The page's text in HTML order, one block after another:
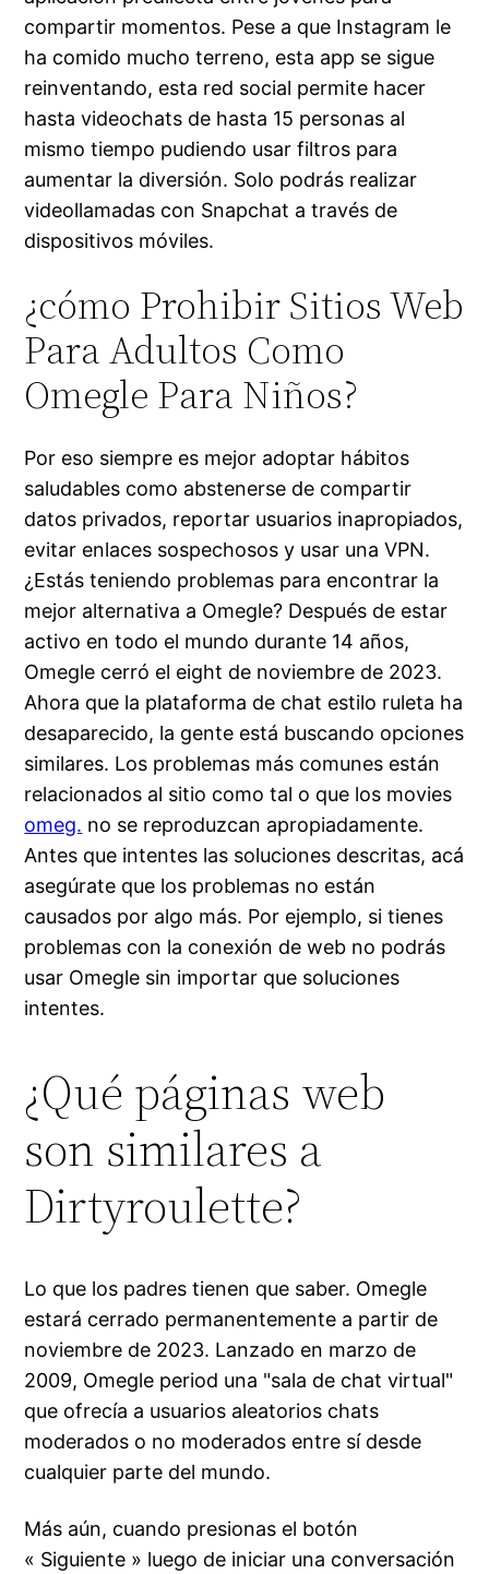
compartir momentos. Pese a que Instagram le
ha comido mucho terreno, esta app se sigue
reinventando, esta red social permite hacer
hasta videochats de hasta 15 personas al
mismo tiempo pudiendo usar filtros para
aumentar la diversión. Solo podrás realizar
videollamadas con Snapchat a través de
dispositivos móviles.
¿cómo Prohibir Sitios Web
Para Adultos Como
Omegle Para Niños?
Por eso siempre es mejor adoptar hábitos
saludables como abstenerse de compartir
datos privados, reportar usuarios inapropiados,
evitar enlaces sospechosos y usar una VPN.
¿Estás teniendo problemas para encontrar la
mejor alternativa a Omegle? Después de estar
activo en todo el mundo durante 14 años,
Omegle cerró el eight de noviembre de 2023.
Ahora que la plataforma de chat estilo ruleta ha
desaparecido, la gente está buscando opciones
similares. Los problemas más comunes están
relacionados al sitio como tal o que los movies
omeg. no se reproduzcan apropiadamente.
Antes que intentes las soluciones descritas, acá
asegúrate que los problemas no están
causados por algo más. Por ejemplo, si tienes
problemas con la conexión de web no podrás
usar Omegle sin importar que soluciones
intentes.
¿Qué páginas web
son similares a
Dirtyroulette?
Lo que los padres tienen que saber. Omegle
estará cerrado permanentemente a partir de
noviembre de 2023. Lanzado en marzo de
2009, Omegle period una "sala de chat virtual"
que ofrecía a usuarios aleatorios chats
moderados o no moderados entre sí desde
cualquier parte del mundo.
Más aún, cuando presionas el botón
« Siguiente » luego de iniciar una conversación